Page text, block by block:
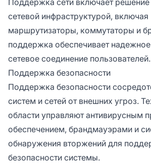
сетевой инфраструктурой, включая
маршрутизаторы, коммутаторы и
поддержка обеспечивает
сетевое соединение пользователей.
Поддержка безопасности
Поддержка безопасности
систем и сетей от внешних угроз.
области управляют антивирусным
обеспечением, брандмауэрами и
обнаружения вторжений для
безопасности системы.